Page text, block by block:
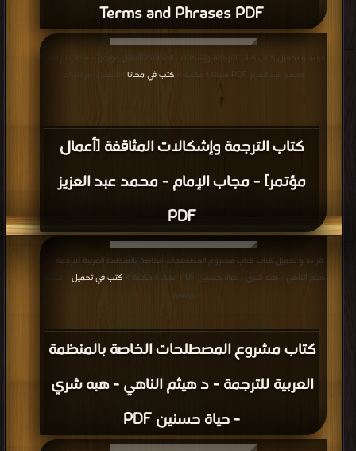
Terms and Phrases PDF
كتاب الترجمة وإشكالات المثاقفة [أعمال
مؤتمر] - مجاب الإمام - محمد عبد العزيز
PDF
قراءة و تحميل كتاب كتاب الترجمة وإشكالات المثاقفة [أعمال مؤتمر] - مجاب الإمام -
محمد عبد العزيز PDF مجانا | مكتبة >
كتب في مجانا | التحميل : مرة/مرات
كتاب مشروع المصطلحات الخاصة بالمنظمة
العربية للترجمة - د هيثم الناهي - هبه شري
- حياة حسنين PDF
قراءة و تحميل كتاب كتاب مشروع المصطلحات الخاصة بالمنظمة العربية للترجمة - د
هيثم الناهي - هبه شري - حياة حسنين PDF مجانا | مكتبة >
كتب في تحميل
: مرة/مرات